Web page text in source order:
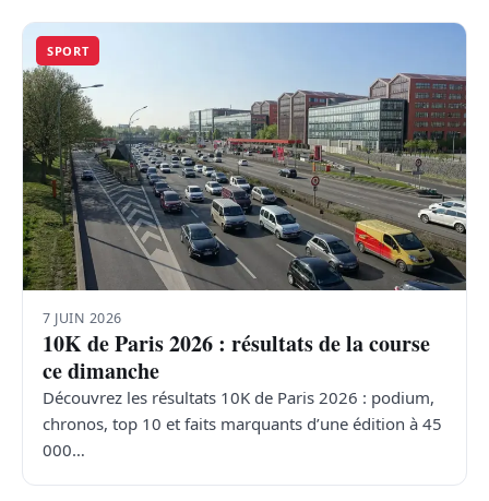
SPORT
7 JUIN 2026
10K de Paris 2026 : résultats de la course
ce dimanche
Découvrez les résultats 10K de Paris 2026 : podium,
chronos, top 10 et faits marquants d’une édition à 45
000…